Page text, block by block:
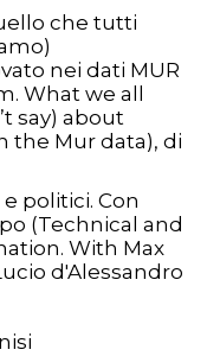
che tutti
nei dati MUR
What we all
say) about
the Mur data), di
politici. Con
(Technical and
With Max
d'Alessandro